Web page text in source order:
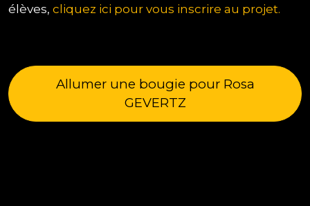
élèves, cliquez ici pour vous inscrire au projet.
Allumer une bougie pour Rosa
GEVERTZ